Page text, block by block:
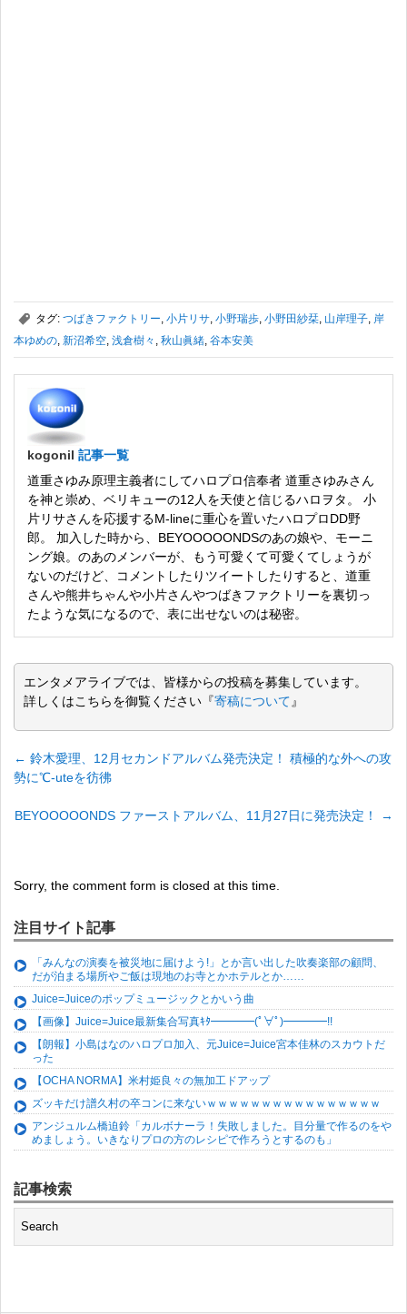
, タグ: つばきファクトリー, 小片リサ, 小野瑞歩, 小野田紗栞, 山岸理子, 岸
本ゆめの, 新沼希空, 浅倉樹々 , 秋山眞緒, 谷本安美
kogonil 記事一覧
道重さゆみ原理主義者にしてハロプロ信奉者 道重さゆみさん
を神と崇め、ベリキューの12人を天使と信じるハロヲタ。 小
片リサさんを応援するM-lineに重心を置いたハロプロDD野
郎。 加入した時から、BEYOOOOONDSのあの娘や、モーニ
ング娘。のあのメンバーが、もう可愛くて可愛くてしょうが
ないのだけど、コメントしたりツイートしたりすると、道重
さんや熊井ちゃんや小片さんやつばきファクトリーを裏切っ
たような気になるので、表に出せないのは秘密。
エンタメアライブでは、皆様からの投稿を募集しています。
詳しくはこちらを御覧ください『寄稿について 』
← 鈴木愛理、12月セカンドアルバム発売決定！ 積極的な外への攻
勢に℃-uteを彷彿
BEYOOOOONDS ファーストアルバム、11月27日に発売決定！ →
Sorry, the comment form is closed at this time.
注目サイト記事
「みんなの演奏を被災地に届けよう!」とか言い出した吹奏楽部の顧問、
だが泊まる場所やご飯は現地のお寺とかホテルとか……
Juice=Juiceのポップミュージックとかいう曲
【画像】Juice=Juice最新集合写真ｷﾀ━━━━(ﾟ∀ﾟ)━━━━!!
【朗報】小島はなのハロプロ加入、元Juice=Juice宮本佳林のスカウトだ
った
【OCHA NORMA】米村姫良々の無加工ドアップ
ズッキだけ譜久村の卒コンに来ないｗｗｗｗｗｗｗｗｗｗｗｗｗｗｗｗ
アンジュルム橋迫鈴「カルボナーラ！失敗しました。目分量で作るのをや
めましょう。いきなりプロの方のレシピで作ろうとするのも」
記事検索